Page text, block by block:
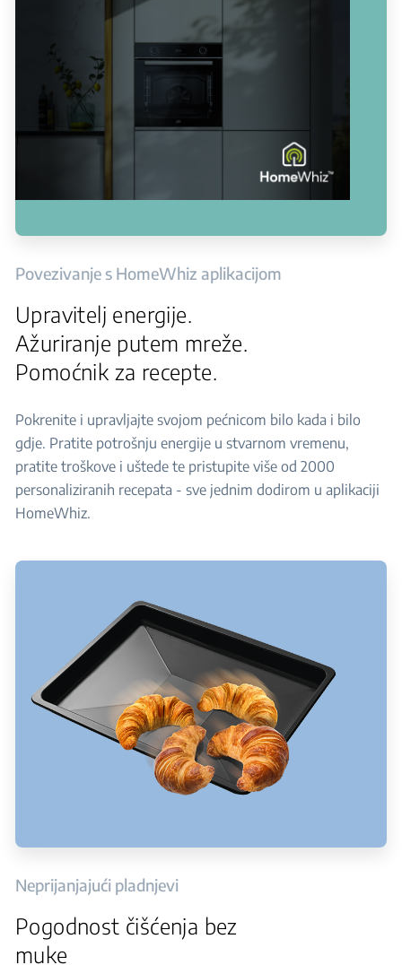
Povezivanje s HomeWhiz aplikacijom
Upravitelj energije.
Ažuriranje putem mreže.
Pomoćnik za recepte.
Pokrenite i upravljajte svojom pećnicom bilo kada i bilo
gdje. Pratite potrošnju energije u stvarnom vremenu,
pratite troškove i uštede te pristupite više od 2000
personaliziranih recepata - sve jednim dodirom u aplikaciji
HomeWhiz.
Neprijanjajući pladnjevi
Pogodnost čišćenja bez
muke